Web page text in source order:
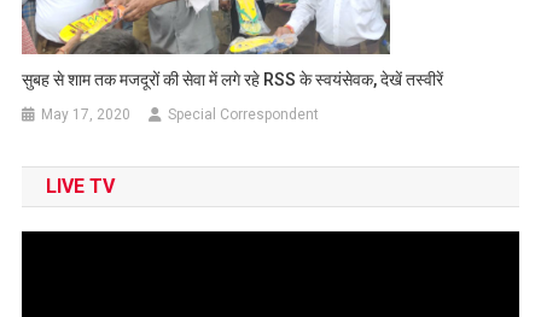
सुबह से शाम तक मजदूरों की सेवा में लगे रहे RSS के स्वयंसेवक, देखें तस्वीरें
May 17, 2020 Special Correspondent
LIVE TV